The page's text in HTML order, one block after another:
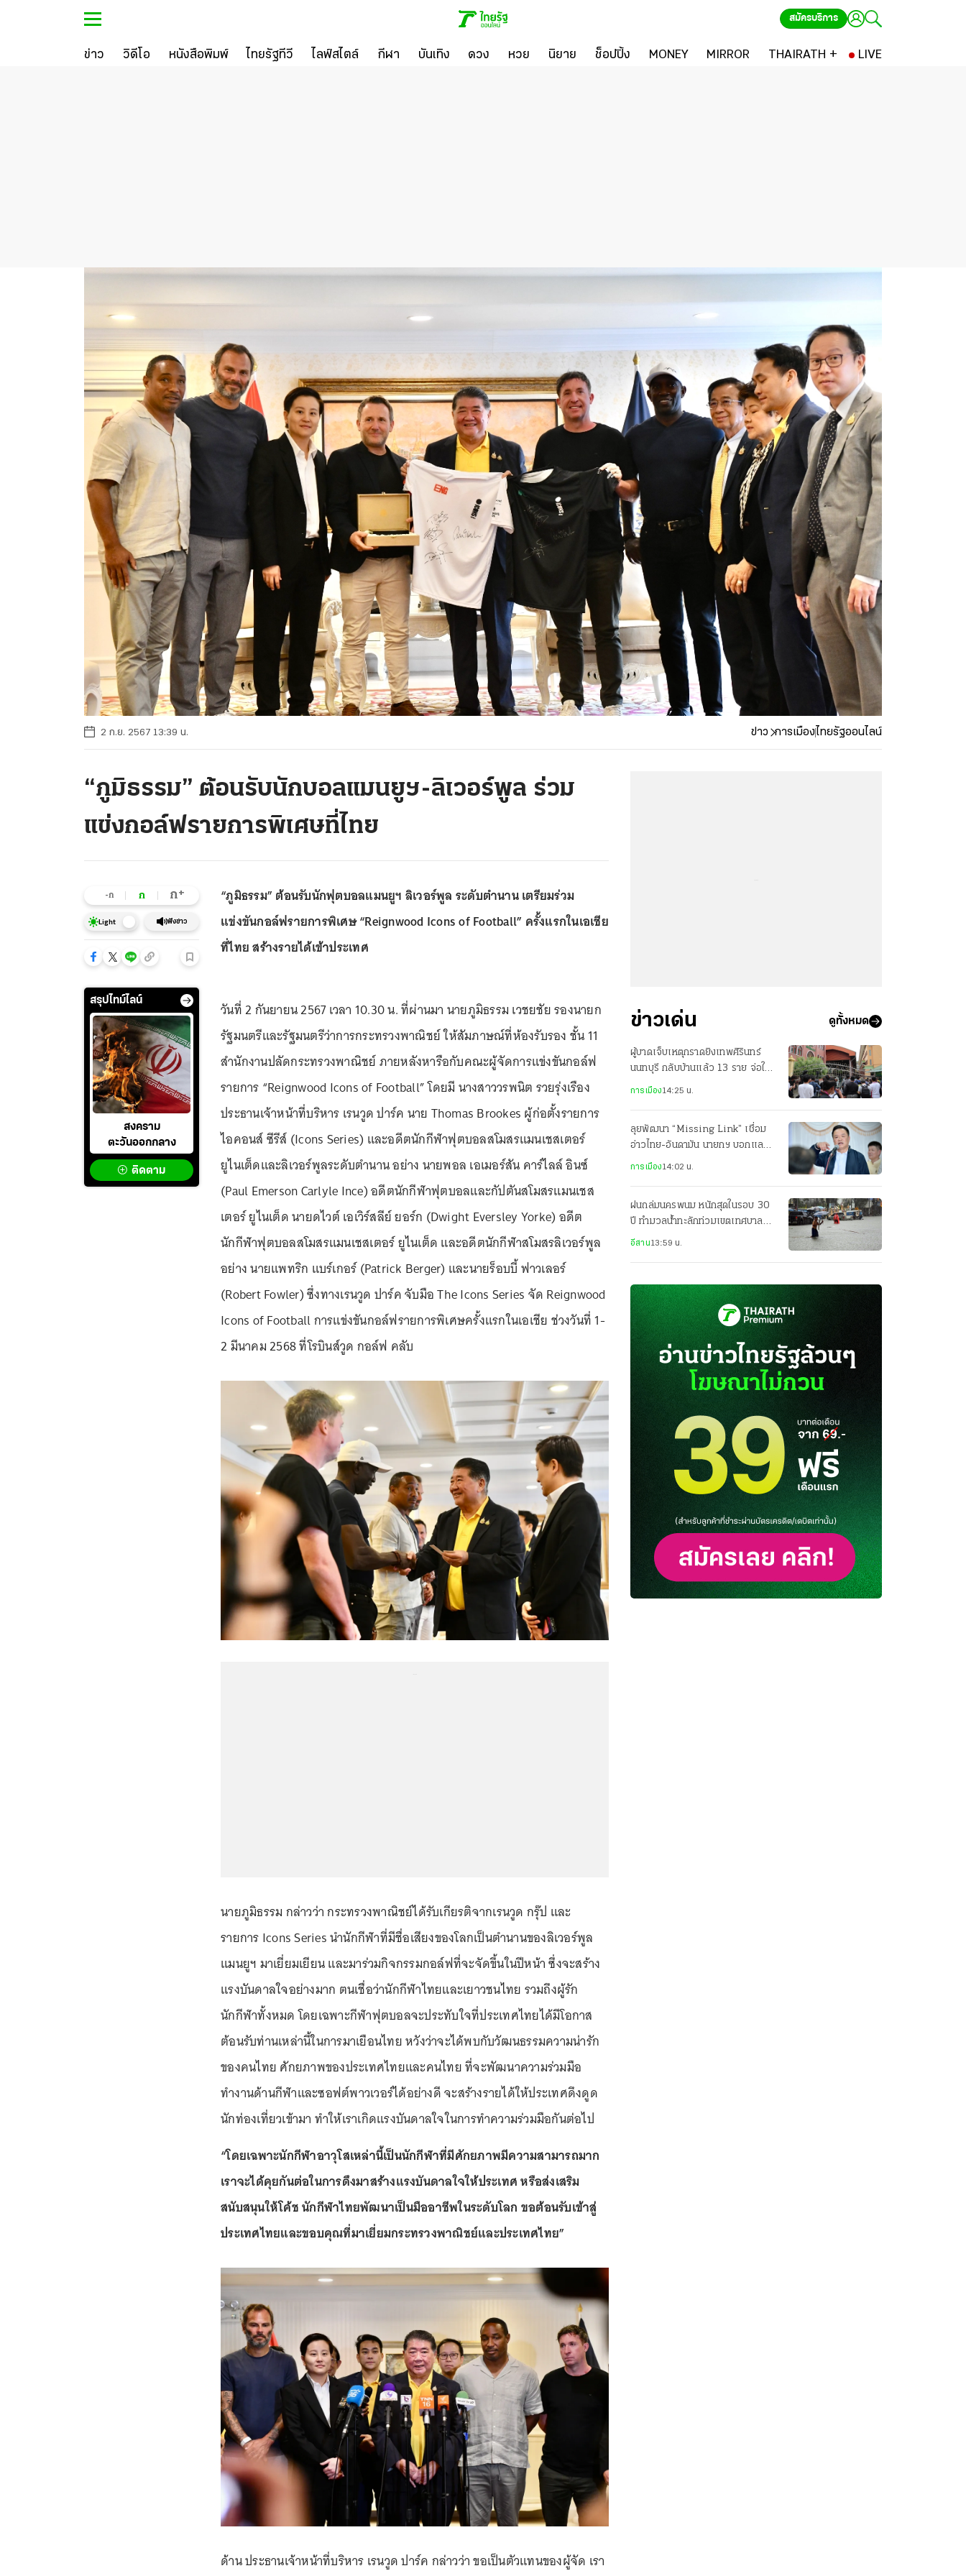
สมัครบริการ
ข่าว วิดีโอ หนังสือพิมพ์ ไทยรัฐทีวี ไลฟ์สไตล์ กีฬา บันเทิง ดวง หวย นิยาย ช็อปปิ้ง MONEY MIRROR THAIRATH + LIVE
2 ก.ย. 2567 13:39 น. ข่าว การเมืองไทยรัฐออนไลน์
“ภูมิธรรม” ต้อนรับนักบอลแมนยูฯ-ลิเวอร์พูล ร่วม
แข่งกอล์ฟรายการพิเศษที่ไทย
-ก ก ก+
Light ฟังข่าว
สรุปไทม์ไลน์
สงคราม
ตะวันออกกลาง
ติดตาม
“ภูมิธรรม” ต้อนรับนักฟุตบอลแมนยูฯ ลิเวอร์พูล ระดับตำนาน เตรียมร่วม
แข่งขันกอล์ฟรายการพิเศษ “Reignwood Icons of Football” ครั้งแรกในเอเชีย
ที่ไทย สร้างรายได้เข้าประเทศ
วันที่ 2 กันยายน 2567 เวลา 10.30 น. ที่ผ่านมา นายภูมิธรรม เวชยชัย รองนายก
รัฐมนตรีและรัฐมนตรีว่าการกระทรวงพาณิชย์ ให้สัมภาษณ์ที่ห้องรับรอง ชั้น 11
สำนักงานปลัดกระทรวงพาณิชย์ ภายหลังหารือกับคณะผู้จัดการแข่งขันกอล์ฟ
รายการ “Reignwood Icons of Football” โดยมี นางสาววรพนิต รวยรุ่งเรือง
ประธานเจ้าหน้าที่บริหาร เรนวูด ปาร์ค นาย Thomas Brookes ผู้ก่อตั้งรายการ
ไอคอนส์ ซีรีส์ (Icons Series) และอดีตนักกีฬาฟุตบอลสโมสรแมนเชสเตอร์
ยูไนเต็ดและลิเวอร์พูลระดับตำนาน อย่าง นายพอล เอเมอร์สัน คาร์ไลล์ อินซ์
(Paul Emerson Carlyle Ince) อดีตนักกีฬาฟุตบอลและกัปตันสโมสรแมนเชส
เตอร์ ยูไนเต็ด นายดไวต์ เอเวิร์สลีย์ ยอร์ก (Dwight Eversley Yorke) อดีต
นักกีฬาฟุตบอลสโมสรแมนเชสเตอร์ ยูไนเต็ด และอดีตนักกีฬาสโมสรลิเวอร์พูล
อย่าง นายแพทริก แบร์เกอร์ (Patrick Berger) และนายร็อบบี้ ฟาวเลอร์
(Robert Fowler) ซึ่งทางเรนวูด ปาร์ค จับมือ The Icons Series จัด Reignwood
Icons of Football การแข่งขันกอล์ฟรายการพิเศษครั้งแรกในเอเชีย ช่วงวันที่ 1-
2 มีนาคม 2568 ที่โรบินส์วูด กอล์ฟ คลับ
นายภูมิธรรม กล่าวว่า กระทรวงพาณิชย์ได้รับเกียรติจากเรนวูด กรุ๊ป และ
รายการ Icons Series นำนักกีฬาที่มีชื่อเสียงของโลกเป็นตำนานของลิเวอร์พูล
แมนยูฯ มาเยี่ยมเยียน และมาร่วมกิจกรรมกอล์ฟที่จะจัดขึ้นในปีหน้า ซึ่งจะสร้าง
แรงบันดาลใจอย่างมาก ตนเชื่อว่านักกีฬาไทยและเยาวชนไทย รวมถึงผู้รัก
นักกีฬาทั้งหมด โดยเฉพาะกีฬาฟุตบอลจะประทับใจที่ประเทศไทยได้มีโอกาส
ต้อนรับท่านเหล่านี้ในการมาเยือนไทย หวังว่าจะได้พบกับวัฒนธรรมความน่ารัก
ของคนไทย ศักยภาพของประเทศไทยและคนไทย ที่จะพัฒนาความร่วมมือ
ทำงานด้านกีฬาและซอฟต์พาวเวอร์ได้อย่างดี จะสร้างรายได้ให้ประเทศดึงดูด
นักท่องเที่ยวเข้ามา ทำให้เราเกิดแรงบันดาลใจในการทำความร่วมมือกันต่อไป
“โดยเฉพาะนักกีฬาอาวุโสเหล่านี้เป็นนักกีฬาที่มีศักยภาพมีความสามารถมาก
เราจะได้คุยกันต่อในการดึงมาสร้างแรงบันดาลใจให้ประเทศ หรือส่งเสริม
สนับสนุนให้โค้ช นักกีฬาไทยพัฒนาเป็นมืออาชีพในระดับโลก ขอต้อนรับเข้าสู่
ประเทศไทยและขอบคุณที่มาเยี่ยมกระทรวงพาณิชย์และประเทศไทย”
ด้าน ประธานเจ้าหน้าที่บริหาร เรนวูด ปาร์ค กล่าวว่า ขอเป็นตัวแทนของผู้จัด เรา
ข่าวเด่น ดูทั้งหมด
ผู้บาดเจ็บเหตุกราดยิงเทพศิรินทร์
นนทบุรี กลับบ้านแล้ว 13 ราย จ่อให้
กลับอีก 2 ราย
การเมือง14:25 น.
ลุยพัฒนา “Missing Link” เชื่อม
อ่าวไทย-อันดามัน นายกฯ บอกแลนด์
บริดจ์ค่อยว่ากัน
การเมือง14:02 น.
ฝนถล่มนครพนม หนักสุดในรอบ 30
ปี ทำมวลน้ำทะลักท่วมเขตเทศบาล
เมือง ถนนหลายจุดจมบาดาล
อีสาน13:59 น.